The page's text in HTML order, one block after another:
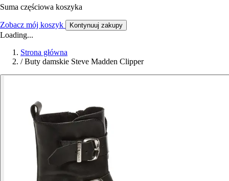
Suma częściowa koszyka
Zobacz mój koszyk Kontynuuj zakupy
Loading...
Strona główna
/ Buty damskie Steve Madden Clipper